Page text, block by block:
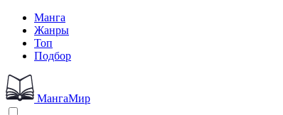
Манга
Жанры
Топ
Подбор
МангаМир